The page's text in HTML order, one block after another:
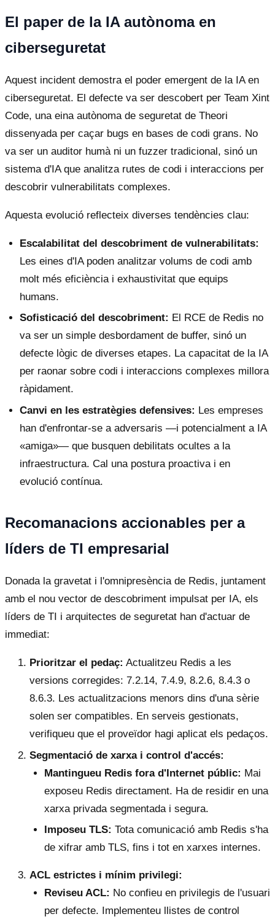
El paper de la IA autònoma en
ciberseguretat
Aquest incident demostra el poder emergent de la IA en
ciberseguretat. El defecte va ser descobert per Team Xint
Code, una eina autònoma de seguretat de Theori
dissenyada per caçar bugs en bases de codi grans. No
va ser un auditor humà ni un fuzzer tradicional, sinó un
sistema d'IA que analitza rutes de codi i interaccions per
descobrir vulnerabilitats complexes.
Aquesta evolució reflecteix diverses tendències clau:
Escalabilitat del descobriment de vulnerabilitats:
Les eines d'IA poden analitzar volums de codi amb
molt més eficiència i exhaustivitat que equips
humans.
Sofisticació del descobriment: El RCE de Redis no
va ser un simple desbordament de buffer, sinó un
defecte lògic de diverses etapes. La capacitat de la IA
per raonar sobre codi i interaccions complexes millora
ràpidament.
Canvi en les estratègies defensives: Les empreses
han d'enfrontar-se a adversaris —i potencialment a IA
«amiga»— que busquen debilitats ocultes a la
infraestructura. Cal una postura proactiva i en
evolució contínua.
Recomanacions accionables per a
líders de TI empresarial
Donada la gravetat i l'omnipresència de Redis, juntament
amb el nou vector de descobriment impulsat per IA, els
líders de TI i arquitectes de seguretat han d'actuar de
immediat:
Prioritzar el pedaç: Actualitzeu Redis a les
versions corregides: 7.2.14, 7.4.9, 8.2.6, 8.4.3 o
8.6.3. Les actualitzacions menors dins d'una sèrie
solen ser compatibles. En serveis gestionats,
verifiqueu que el proveïdor hagi aplicat els pedaços.
Segmentació de xarxa i control d'accés:
Mantingueu Redis fora d'Internet públic: Mai
exposeu Redis directament. Ha de residir en una
xarxa privada segmentada i segura.
Imposeu TLS: Tota comunicació amb Redis s'ha
de xifrar amb TLS, fins i tot en xarxes internes.
ACL estrictes i mínim privilegi:
Reviseu ACL: No confieu en privilegis de l'usuari
per defecte. Implementeu llistes de control